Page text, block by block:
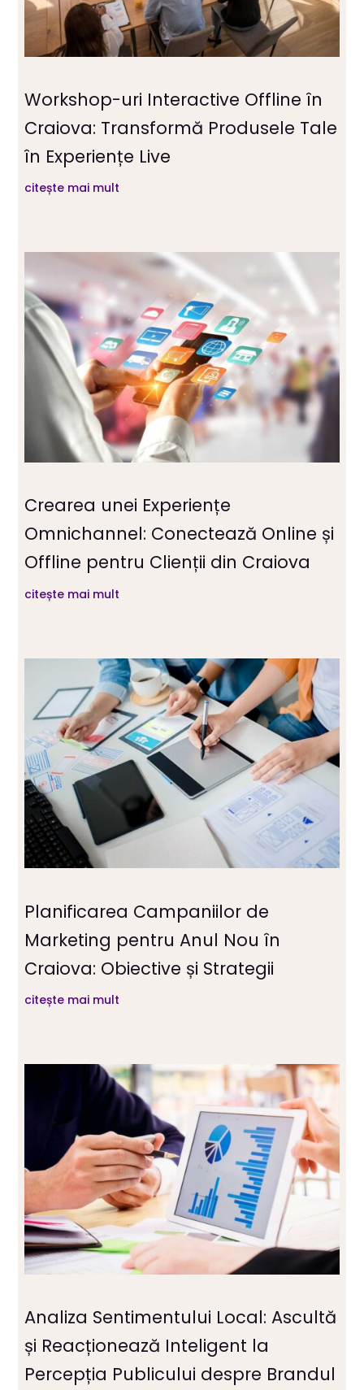
Workshop-uri Interactive Offline în
Craiova: Transformă Produsele Tale
în Experiențe Live
citește mai mult
Crearea unei Experiențe
Omnichannel: Conectează Online și
Offline pentru Clienții din Craiova
citește mai mult
Planificarea Campaniilor de
Marketing pentru Anul Nou în
Craiova: Obiective și Strategii
citește mai mult
Analiza Sentimentului Local: Ascultă
și Reacționează Inteligent la
Percepția Publicului despre Brandul